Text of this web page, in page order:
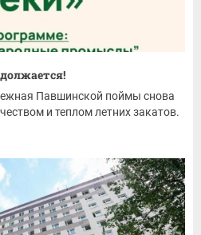
Павшинской поймы снова
и теплом летних закатов.